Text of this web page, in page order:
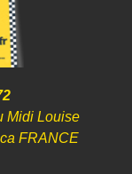
Midi Louise
FRANCE